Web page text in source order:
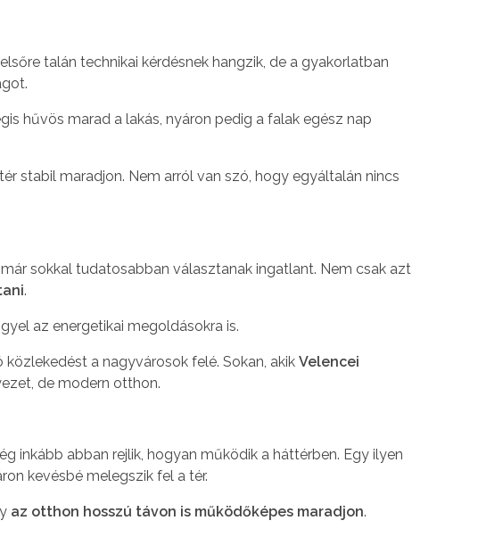
talán technikai kérdésnek hangzik, de a gyakorlatban
hűvös marad a lakás, nyáron pedig a falak egész nap
stabil maradjon. Nem arról van szó, hogy egyáltalán nincs
sokkal tudatosabban választanak ingatlant. Nem csak azt
.
az energetikai megoldásokra is.
a nagyvárosok felé. Sokan, akik Velencei
de modern otthon.
inkább abban rejlik, hogyan működik a háttérben. Egy ilyen
kevésbé melegszik fel a tér.
az otthon hosszú távon is működőképes maradjon.